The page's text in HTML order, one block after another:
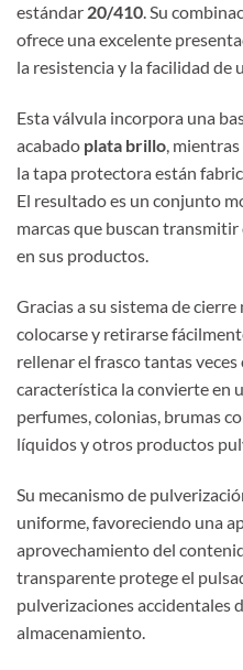
estándar 20/410. Su
ofrece una excelente
la resistencia y la facilidad de
Esta válvula incorpora una
acabado plata brillo,
la tapa protectora están
El resultado es un conjunto
marcas que buscan
en sus productos.
Gracias a su sistema de
colocarse y retirarse
rellenar el frasco tantas veces
característica la convierte en
perfumes, colonias, brumas
líquidos y otros productos
Su mecanismo de
uniforme, favoreciendo una
aprovechamiento del
transparente protege el
pulverizaciones accidentales
almacenamiento.